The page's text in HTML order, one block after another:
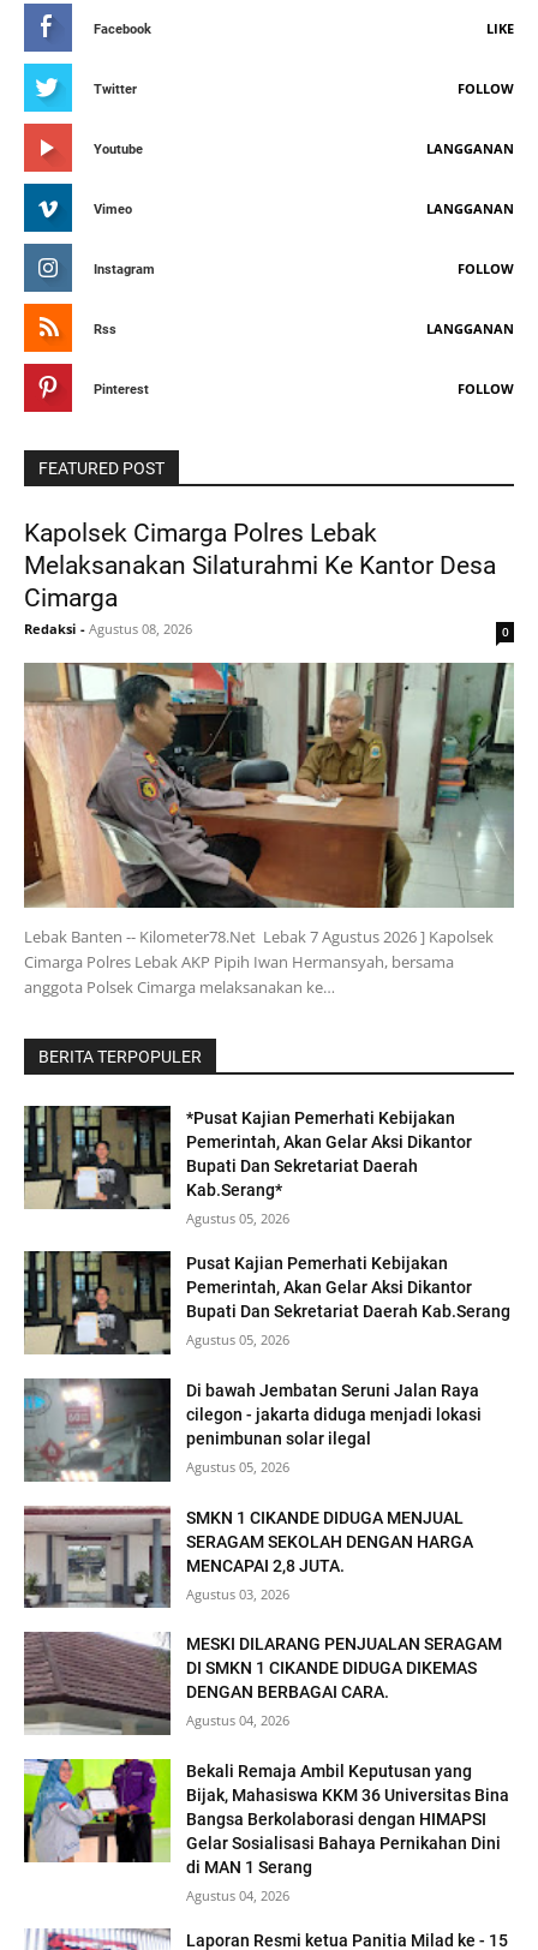
Facebook LIKE
Twitter FOLLOW
Youtube LANGGANAN
Vimeo LANGGANAN
Instagram FOLLOW
Rss LANGGANAN
Pinterest FOLLOW
FEATURED POST
Kapolsek Cimarga Polres Lebak
Melaksanakan Silaturahmi Ke Kantor Desa
Cimarga
Redaksi - Agustus 08, 2026 0
Lebak Banten -- Kilometer78.Net Lebak 7 Agustus 2026 ] Kapolsek
Cimarga Polres Lebak AKP Pipih Iwan Hermansyah, bersama
anggota Polsek Cimarga melaksanakan ke…
BERITA TERPOPULER
*Pusat Kajian Pemerhati Kebijakan
Pemerintah, Akan Gelar Aksi Dikantor
Bupati Dan Sekretariat Daerah
Kab.Serang*
Agustus 05, 2026
Pusat Kajian Pemerhati Kebijakan
Pemerintah, Akan Gelar Aksi Dikantor
Bupati Dan Sekretariat Daerah Kab.Serang
Agustus 05, 2026
Di bawah Jembatan Seruni Jalan Raya
cilegon - jakarta diduga menjadi lokasi
penimbunan solar ilegal
Agustus 05, 2026
SMKN 1 CIKANDE DIDUGA MENJUAL
SERAGAM SEKOLAH DENGAN HARGA
MENCAPAI 2,8 JUTA.
Agustus 03, 2026
MESKI DILARANG PENJUALAN SERAGAM
DI SMKN 1 CIKANDE DIDUGA DIKEMAS
DENGAN BERBAGAI CARA.
Agustus 04, 2026
Bekali Remaja Ambil Keputusan yang
Bijak, Mahasiswa KKM 36 Universitas Bina
Bangsa Berkolaborasi dengan HIMAPSI
Gelar Sosialisasi Bahaya Pernikahan Dini
di MAN 1 Serang
Agustus 04, 2026
Laporan Resmi ketua Panitia Milad ke - 15